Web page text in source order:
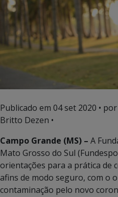
Publicado em 04 set 2020 •
Britto Dezen •
Campo Grande (MS) – A
Mato Grosso do Sul
orientações para a prática de
afins de modo seguro, com o
contaminação pelo novo